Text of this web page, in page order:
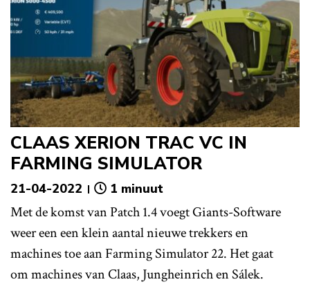
CLAAS XERION TRAC VC IN
FARMING SIMULATOR
21-04-2022 1 minuut
Met de komst van Patch 1.4 voegt Giants-Software
weer een een klein aantal nieuwe trekkers en
machines toe aan Farming Simulator 22. Het gaat
om machines van Claas, Jungheinrich en Sálek.